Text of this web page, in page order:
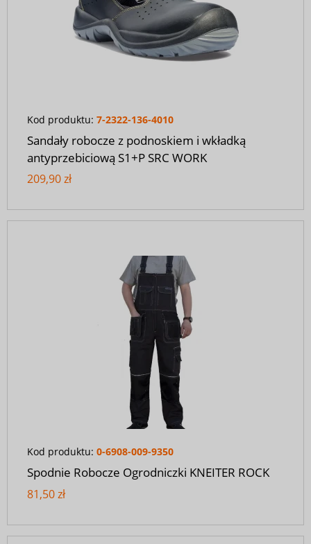
Kod produktu: 7-2322-136-4010
Sandały robocze z podnoskiem i wkładką
antyprzebiciową S1+P SRC WORK
209,90 zł
Kod produktu: 0-6908-009-9350
Spodnie Robocze Ogrodniczki KNEITER ROCK
81,50 zł